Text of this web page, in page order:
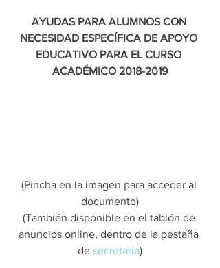
AYUDAS PARA ALUMNOS CON
NECESIDAD ESPECÍFICA DE APOYO
EDUCATIVO PARA EL CURSO
ACADÉMICO 2018-2019
(Pincha en la imagen para acceder al
documento)
(También disponible en el tablón de
anuncios online, dentro de la pestaña
de secretaría)